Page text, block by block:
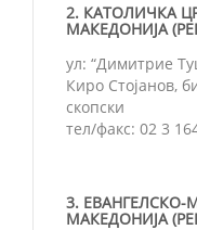
2. КАТОЛИЧКА
МАКЕДОНИЈА
ул: “Димитрие
Киро Стојанов,
скопски
тел/факс: 02 3
3.
МАКЕДОНИЈА